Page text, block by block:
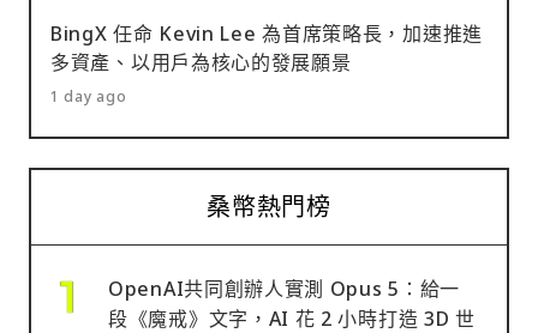
BingX 任命 Kevin Lee 為首席策略長，加速推進
多資產、以用戶為核心的發展願景
1 day ago
桑幣熱門榜
OpenAI共同創辦人實測 Opus 5：給一
段《魔戒》文字，AI 花 2 小時打造 3D 世